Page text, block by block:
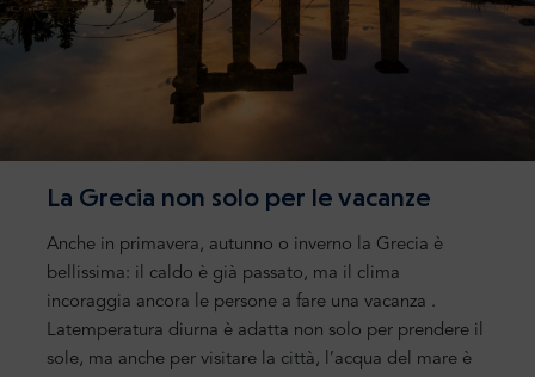
La Grecia non solo per le vacanze
Anche in primavera, autunno o inverno la Grecia è
bellissima: il caldo è già passato, ma il clima
incoraggia ancora le persone a fare una vacanza .
Latemperatura diurna è adatta non solo per prendere il
sole, ma anche per visitare la città, l’acqua del mare è